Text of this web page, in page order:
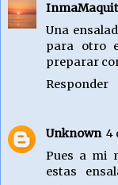
Una
para otro
preparar
Responder
Unknown 4
Pues a mi
estas